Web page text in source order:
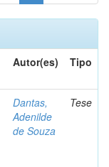
Autor(es) Tipo
Dantas,
Adenilde
de Souza
Tese